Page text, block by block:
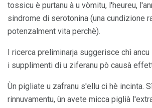
tossicu è purtanu à u vòmitu, l'heureu,
sindrome di serotonina (una cundizione
potenzalment vita perchè).
I ricerca preliminarja suggerisce chì
i supplimenti di u ziferanu pò causà
Ùn pigliate u zafranu s'ellu ci hè incinta.
rinnuvamentu, ùn avete micca piglià